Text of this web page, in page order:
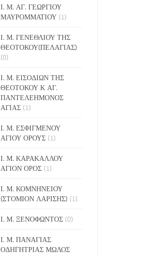
Ι. Μ. ΑΓ. ΓΕΩΡΓΙΟΥ
ΜΑΥΡΟΜΜΑΤΙΟΥ (1)
Ι. Μ. ΓΕΝΕΘΛΙΟΥ ΤΗΣ
ΘΕΟΤΟΚΟΥ(ΠΕΛΑΓΙΑΣ)
(0)
Ι. Μ. ΕΙΣΟΔΙΩΝ ΤΗΣ
ΘΕΟΤΟΚΟΥ Κ ΑΓ.
ΠΑΝΤΕΛΕΗΜΟΝΟΣ
ΑΓΙΑΣ (1)
Ι. Μ. ΕΣΦΙΓΜΕΝΟΥ
ΑΓΙΟΥ ΟΡΟΥΣ (1)
Ι. Μ. ΚΑΡΑΚΑΛΛΟΥ
ΑΓΙΟΝ ΟΡΟΣ (1)
Ι. Μ. ΚΟΜΝΗΝΕΙΟΥ
(ΣΤΟΜΙΟΝ ΛΑΡΙΣΗΣ) (1)
Ι. Μ. ΞΕΝΟΦΩΝΤΟΣ (0)
Ι. Μ. ΠΑΝΑΓΙΑΣ
ΟΔΗΓΗΤΡΙΑΣ ΜΩΛΟΣ